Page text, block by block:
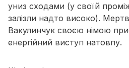
униз сходами (у своїй
залізли надто високо).
Вакулинчук своєю німою
енергійний виступ натовпу.